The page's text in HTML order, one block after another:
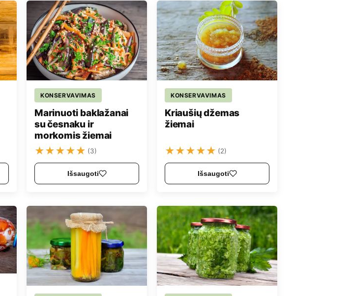
KONSERVAVIMAS
Marinuoti baklažanai
su česnaku ir
morkomis žiemai
★★★★★ (3)
Išsaugoti
KONSERVAVIMAS
Kriaušių džemas
žiemai
★★★★★ (2)
Išsaugoti